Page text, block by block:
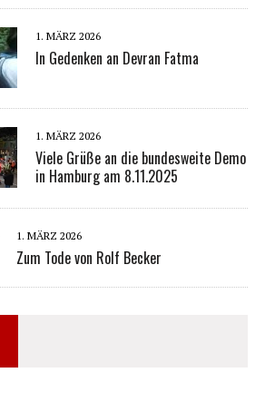
1. MÄRZ 2026
In Gedenken an Devran Fatma
1. MÄRZ 2026
Viele Grüße an die bundesweite Demo
in Hamburg am 8.11.2025
1. MÄRZ 2026
Zum Tode von Rolf Becker